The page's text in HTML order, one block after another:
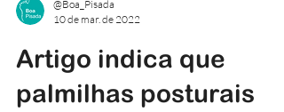
@Boa_Pisada
10 de mar. de 2022